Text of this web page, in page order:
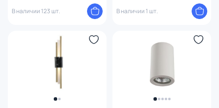
В наличии 123 шт.
В наличии 1 шт.